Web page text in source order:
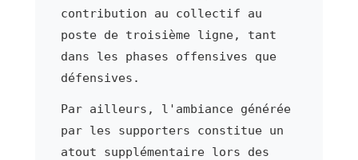
contribution au collectif au
poste de troisième ligne, tant
dans les phases offensives que
défensives.
Par ailleurs, l'ambiance générée
par les supporters constitue un
atout supplémentaire lors des